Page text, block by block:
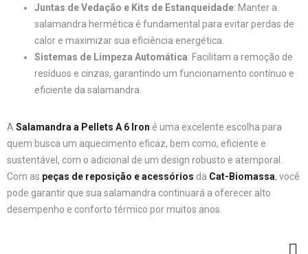
Juntas de Vedação e Kits de Estanqueidade: Manter a
salamandra hermética é fundamental para evitar perdas de
calor e maximizar sua eficiência energética.
Sistemas de Limpeza Automática: Facilitam a remoção de
resíduos e cinzas, garantindo um funcionamento contínuo e
eficiente da salamandra.
ASalamandra a Pellets A 6 Iron é uma excelente escolha para
quem busca um aquecimento eficaz, bem como, eficiente e
sustentável, com o adicional de um design robusto e atemporal.
Com as peças de reposição e acessórios da Cat-Biomassa, você
pode garantir que sua salamandra continuará a oferecer alto
desempenho e conforto térmico por muitos anos.